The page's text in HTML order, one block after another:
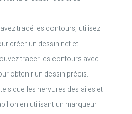
tracé les contours, utilisez
créer un dessin net et
tracer les contours avec
obtenir un dessin précis.
que les nervures des ailes et
en utilisant un marqueur